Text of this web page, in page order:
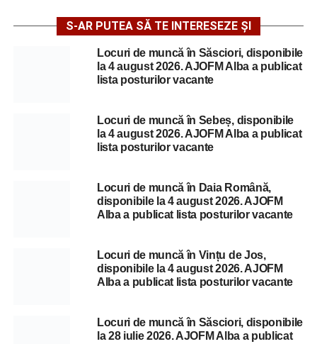
S-AR PUTEA SĂ TE INTERESEZE ȘI
Locuri de muncă în Săsciori, disponibile
la 4 august 2026. AJOFM Alba a publicat
lista posturilor vacante
Locuri de muncă în Sebeș, disponibile
la 4 august 2026. AJOFM Alba a publicat
lista posturilor vacante
Locuri de muncă în Daia Română,
disponibile la 4 august 2026. AJOFM
Alba a publicat lista posturilor vacante
Locuri de muncă în Vințu de Jos,
disponibile la 4 august 2026. AJOFM
Alba a publicat lista posturilor vacante
Locuri de muncă în Săsciori, disponibile
la 28 iulie 2026. AJOFM Alba a publicat